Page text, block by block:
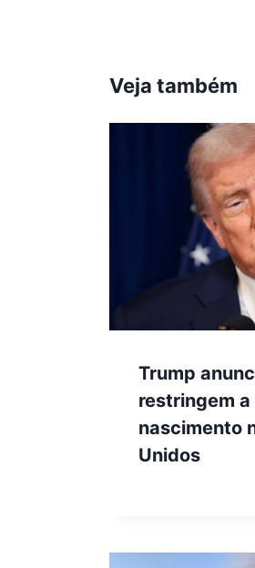
Veja também
Trump
restringem
nascimento
Unidos